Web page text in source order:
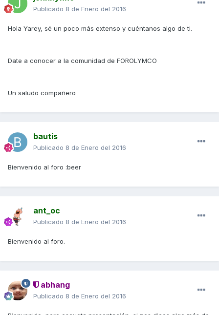
Publicado 8 de Enero del 2016
Hola Yarey, sé un poco más extenso y cuéntanos algo de ti.
Date a conocer a la comunidad de FOROLYMCO
Un saludo compañero
bautis
Publicado 8 de Enero del 2016
Bienvenido al foro :beer
ant_oc
Publicado 8 de Enero del 2016
Bienvenido al foro.
abhang
Publicado 8 de Enero del 2016